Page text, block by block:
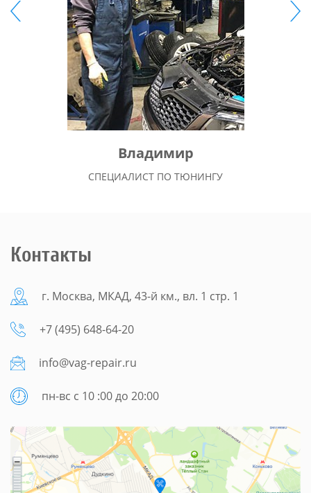
Владимир
СПЕЦИАЛИСТ ПО ТЮНИНГУ
Контакты
г. Москва, МКАД, 43-й км., вл. 1 стр. 1
+7 (495) 648-64-20
info@vag-repair.ru
пн-вс с 10 :00 до 20:00